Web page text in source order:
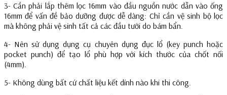
3- Cần phải lắp thêm lọc 16mm vào đầu nguồn nước dẫn vào ống
16mm để vấn đề bảo dưỡng được dễ dàng: Chỉ cần vệ sinh bộ lọc
mà không phải vệ sinh tất cả các đầu tưới do bám bẩn.
4- Nên sử dụng dụng cụ chuyên dụng đục lổ (key punch hoặc
pocket punch) để tạo lổ phù hợp với kích thước của chốt nối
(4mm).
5- Không dùng bất cứ chất liệu kết dính nào khi thi công.